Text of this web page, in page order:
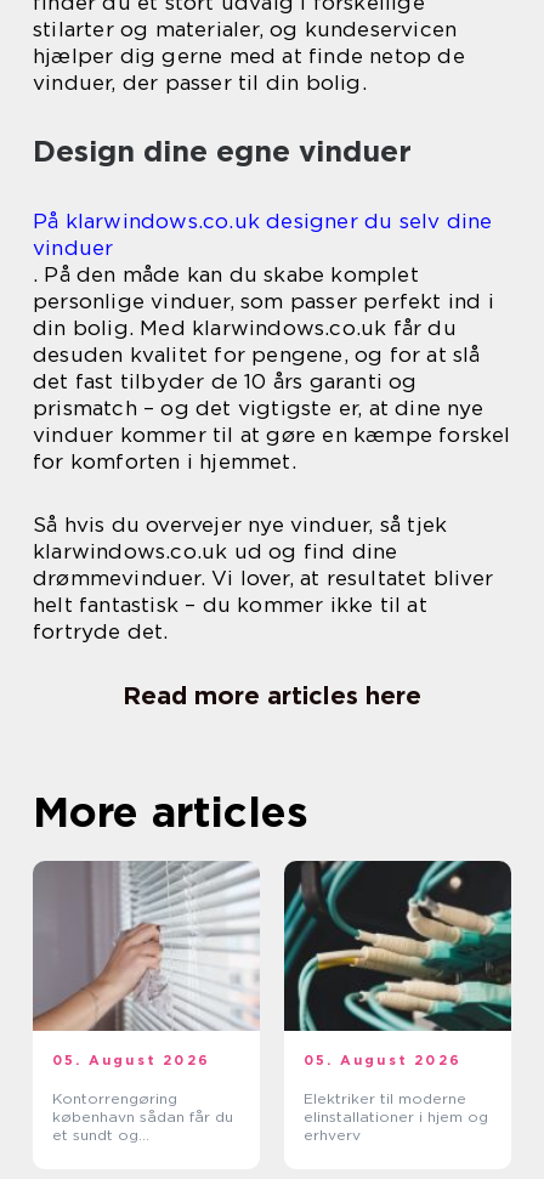
stilarter og materialer, og kundeservicen
hjælper dig gerne med at finde netop de
vinduer, der passer til din bolig.
Design dine egne vinduer
På klarwindows.co.uk designer du selv dine
vinduer
. På den måde kan du skabe komplet
personlige vinduer, som passer perfekt ind i
din bolig. Med klarwindows.co.uk får du
desuden kvalitet for pengene, og for at slå
det fast tilbyder de 10 års garanti og
prismatch – og det vigtigste er, at dine nye
vinduer kommer til at gøre en kæmpe forskel
for komforten i hjemmet.
Så hvis du overvejer nye vinduer, så tjek
klarwindows.co.uk ud og find dine
drømmevinduer. Vi lover, at resultatet bliver
helt fantastisk – du kommer ikke til at
fortryde det.
Read more articles here
More articles
05. August 2026
Kontorrengøring
københavn sådan får du
et sundt og
05. August 2026
Elektriker til moderne
elinstallationer i hjem og
erhverv